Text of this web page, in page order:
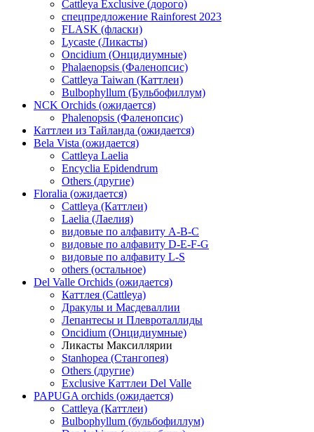
Cattleya Exclusive (дорого)
спецпредложение Rainforest 2023
FLASK (фласки)
Lycaste (Ликасты)
Oncidium (Онцидиумные)
Phalaenopsis (Фаленопсис)
Cattleya Taiwan (Каттлеи)
Bulbophyllum (Бульбофиллум)
NCK Orchids (ожидается)
Phalenopsis (Фаленопсис)
Каттлеи из Тайланда (ожидается)
Bela Vista (ожидается)
Cattleya Laelia
Encyclia Epidendrum
Others (другие)
Floralia (ожидается)
Cattleya (Каттлеи)
Laelia (Лаелия)
видовые по алфавиту A-B-C
видовые по алфавиту D-E-F-G
видовые по алфавиту L-S
others (остальное)
Del Valle Orchids (ожидается)
Каттлея (Cattleya)
Дракулы и Масдеваллии
Лепантесы и Плевроталлиды
Oncidium (Онцидиумные)
Ликасты Максиллярии
Stanhopea (Стангопея)
Others (другие)
Exclusive Каттлеи Del Valle
PAPUGA orchids (ожидается)
Cattleya (Каттлеи)
Bulbophyllum (бульбофиллум)